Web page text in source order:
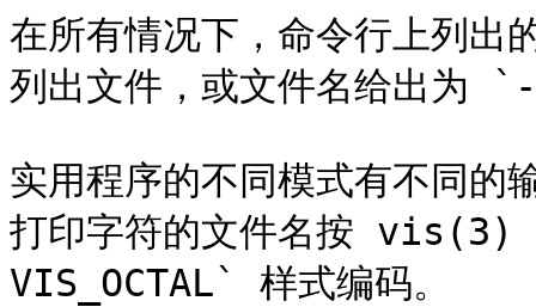
在所有情况下，命令行上列出
列出文件，或文件名给出为
实用程序的不同模式有不同的
打印字符的文件名按 vis(3)
VIS_OCTAL` 样式编码。